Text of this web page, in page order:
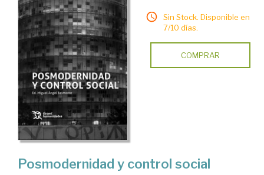
Sin Stock. Disponible en
7/10 días.
COMPRAR
Posmodernidad y control social